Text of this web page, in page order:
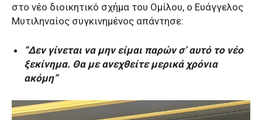
στο νέο διοικητικό σχήμα του Ομίλου, ο Ευάγγελος
Μυτιληναίος συγκινημένος απάντησε:
“Δεν γίνεται να μην είμαι παρών σ’ αυτό το νέο
ξεκίνημα. Θα με ανεχθείτε μερικά χρόνια
ακόμη”